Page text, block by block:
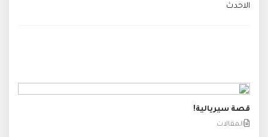
الاحدث
قصة سيريالية!
المقالات